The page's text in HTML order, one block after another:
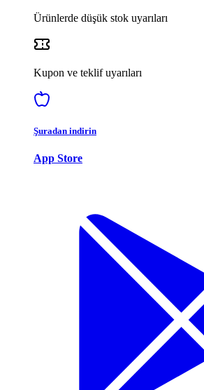
Ürünlerde düşük stok uyarıları
Kupon ve teklif uyarıları
Şuradan indirin
App Store